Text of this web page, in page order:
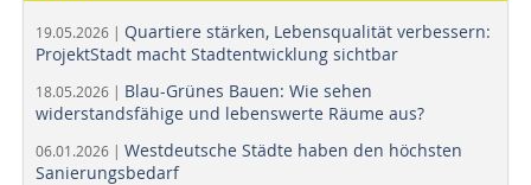
19.05.2026 | Quartiere stärken, Lebensqualität verbessern:
ProjektStadt macht Stadtentwicklung sichtbar
18.05.2026 | Blau-Grünes Bauen: Wie sehen
widerstandsfähige und lebenswerte Räume aus?
06.01.2026 | Westdeutsche Städte haben den höchsten
Sanierungsbedarf